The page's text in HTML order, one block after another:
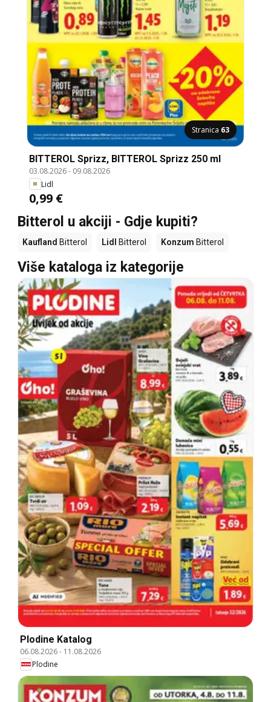
Stranica 63
BITTEROL Sprizz, BITTEROL Sprizz 250 ml
03.08.2026- 09.08.2026
Lidl
0,99 €
Bitterol u akciji - Gdje kupiti?
Kaufland Bitterol Lidl Bitterol Konzum Bitterol
Više kataloga iz kategorije
Plodine Katalog
06.08.2026- 11.08.2026
Plodine